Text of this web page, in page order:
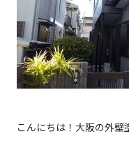
こんにちは！大阪の外壁